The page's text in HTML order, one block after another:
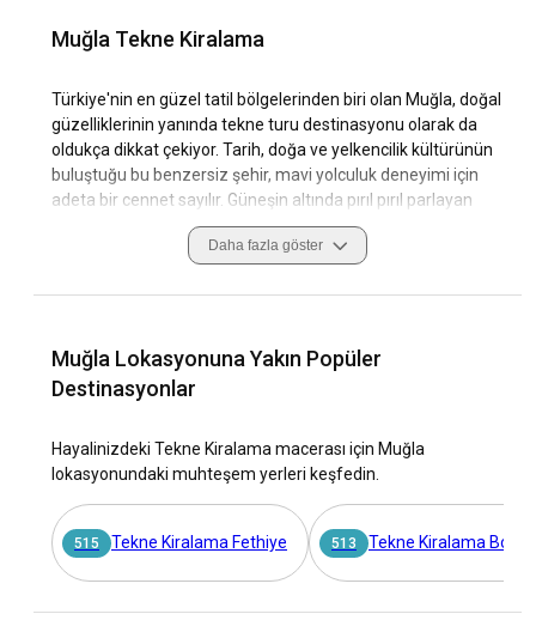
Muğla Tekne Kiralama
Türkiye'nin en güzel tatil bölgelerinden biri olan Muğla, doğal
güzelliklerinin yanında tekne turu destinasyonu olarak da
oldukça dikkat çekiyor. Tarih, doğa ve yelkencilik kültürünün
buluştuğu bu benzersiz şehir, mavi yolculuk deneyimi için
adeta bir cennet sayılır. Güneşin altında pırıl pırıl parlayan
denizler, tarihi koylar ve masmavi gökyüzü altında süzülen
tekneler ise Muğla'yı tekne turu için ideal bir lokasyon haline
destinasyonlarından, hava ve seyir koşullarından, tarihi ve
kültürel dokusundan ve en iyi marina ve demirleme
yerlerinden bahsedeceğiz. Aynı zamanda, kaptanlı ve
seçeneklerini, gerekli lisansları ve tekne turuna çıkarken
yanınıza almanız gerekenleri detaylarıyla ele alacağız.
Neden tekne kiralama için Muğla'yı seçmelisiniz?
Muğla, tekne kiralama deneyimi için sunduğu eşsiz
Daha fazla göster
Muğla Lokasyonuna Yakın Popüler
Destinasyonlar
Hayalinizdeki Tekne Kiralama macerası için Muğla
lokasyonundaki muhteşem yerleri keşfedin.
515 Tekne Kiralama Fethiye 513 Tekne Kiralama